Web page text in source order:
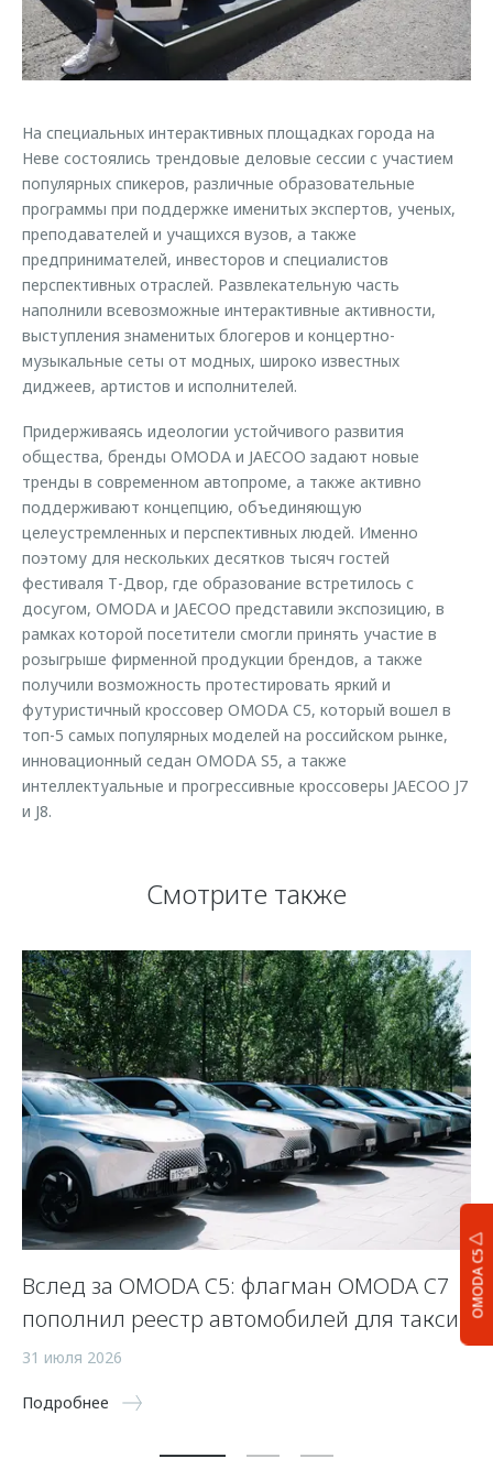
Страхование
Кредитный калькулятор
Одежда и сувениры
Оригинальные аксессуары
Запчасти
Трейд-ин
Калькулятор трейд-ин
Клиентская поддержка
O&J Автоклуб
Приложение O&J
Аксессуары
Одежда и сувениры
Оригинальные аксессуары
Запчасти
Обратная связь
OMODA C5
На специальных интерактивных площадках города на
Неве состоялись трендовые деловые сессии с участием
популярных спикеров, различные образовательные
программы при поддержке именитых экспертов, ученых,
преподавателей и учащихся вузов, а также
предпринимателей, инвесторов и специалистов
перспективных отраслей. Развлекательную часть
наполнили всевозможные интерактивные активности,
выступления знаменитых блогеров и концертно-
музыкальные сеты от модных, широко известных
диджеев, артистов и исполнителей.
Придерживаясь идеологии устойчивого развития
общества, бренды OMODA и JAECOO задают новые
тренды в современном автопроме, а также активно
поддерживают концепцию, объединяющую
целеустремленных и перспективных людей. Именно
поэтому для нескольких десятков тысяч гостей
фестиваля Т-Двор, где образование встретилось с
досугом, OMODA и JAECOO представили экспозицию, в
рамках которой посетители смогли принять участие в
розыгрыше фирменной продукции брендов, а также
получили возможность протестировать яркий и
футуристичный кроссовер OMODA C5, который вошел в
топ-5 самых популярных моделей на российском рынке,
инновационный седан OMODA S5, а также
интеллектуальные и прогрессивные кроссоверы JAECOO J7
и J8.
Смотрите также
Вслед за OMODA C5: флагман OMODA C7
пополнил реестр автомобилей для такси
31 июля 2026
Подробнее